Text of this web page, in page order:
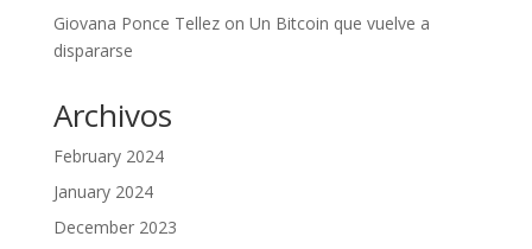
Giovana Ponce Tellezon Un Bitcoin que vuelve a
dispararse
Archivos
February 2024
January 2024
December 2023